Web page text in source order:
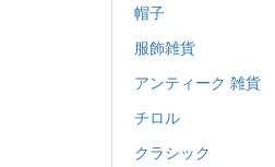
帽子
服飾雑貨
アンティーク 雑貨
チロル
クラシック